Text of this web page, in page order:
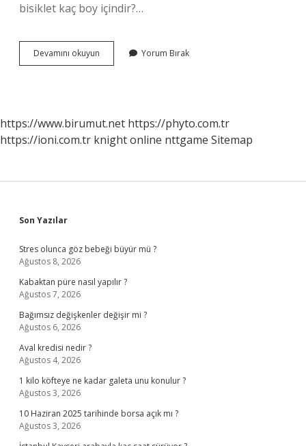
bisiklet kaç boy içindir?…
Devamını okuyun
Boy
Yorum Bırak
https://www.birumut.net https://phyto.com.tr
https://ioni.com.tr knight online nttgame Sitemap
Sidebar
Son Yazılar
Stres olunca göz bebeği büyür mü ?
Ağustos 8, 2026
Kabaktan püre nasıl yapılır ?
Ağustos 7, 2026
Bağımsız değişkenler değişir mi ?
Ağustos 6, 2026
Aval kredisi nedir ?
Ağustos 4, 2026
1 kilo köfteye ne kadar galeta unu konulur ?
Ağustos 3, 2026
10 Haziran 2025 tarihinde borsa açık mı ?
Ağustos 3, 2026